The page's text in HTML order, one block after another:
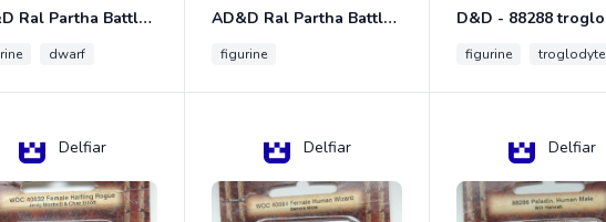
AD&D Ral Partha Battlesystem Miniatures Pack Iron Lord Dwarf Crossbowmen 11-854
dwarf
AD&D Ral Partha Battlesystem Villains/Forgotten Realms 11-955 Miniatures
figurine figurine troglodyte
Delfiar Delfiar Delfiar